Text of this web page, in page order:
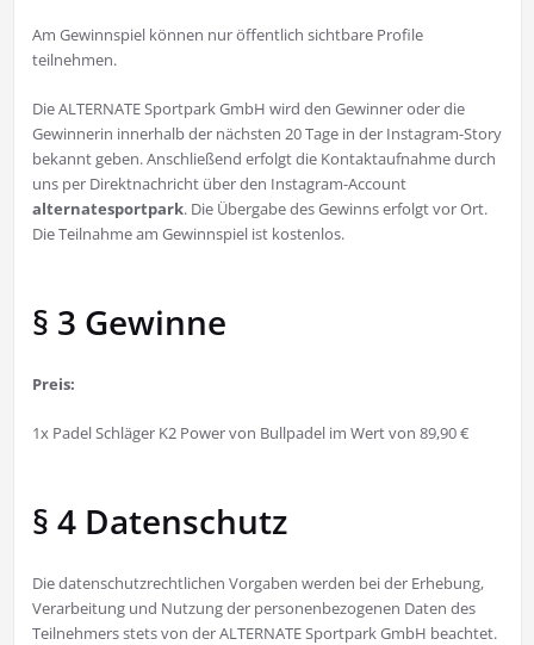
Am Gewinnspiel können nur öffentlich sichtbare Profile
teilnehmen.
Die ALTERNATE Sportpark GmbH wird den Gewinner oder die
Gewinnerin innerhalb der nächsten 20 Tage in der Instagram-Story
bekannt geben. Anschließend erfolgt die Kontaktaufnahme durch
uns per Direktnachricht über den Instagram-Account
alternatesportpark. Die Übergabe des Gewinns erfolgt vor Ort.
Die Teilnahme am Gewinnspiel ist kostenlos.
§ 3 Gewinne
Preis:
1x Padel Schläger K2 Power von Bullpadel im Wert von 89,90 €
§ 4 Datenschutz
Die datenschutzrechtlichen Vorgaben werden bei der Erhebung,
Verarbeitung und Nutzung der personenbezogenen Daten des
Teilnehmers stets von der ALTERNATE Sportpark GmbH beachtet.